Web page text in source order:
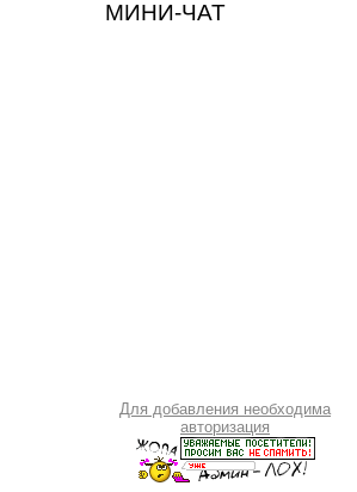
МИНИ-ЧАТ
Для добавления необходима
авторизация